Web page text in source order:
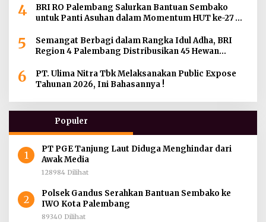
4
BRI RO Palembang Salurkan Bantuan Sembako
untuk Panti Asuhan dalam Momentum HUT ke-27
5
Semangat Berbagi dalam Rangka Idul Adha, BRI
Region 4 Palembang Distribusikan 45 Hewan
Jambi dan Kepulauan Bangka
6
PT. Ulima Nitra Tbk Melaksanakan Public Expose
Tahunan 2026, Ini Bahasannya !
Populer
1
PT PGE Tanjung Laut Diduga Menghindar dari
Awak Media
128984 Dilihat
2
Polsek Gandus Serahkan Bantuan Sembako ke
IWO Kota Palembang
89340 Dilihat